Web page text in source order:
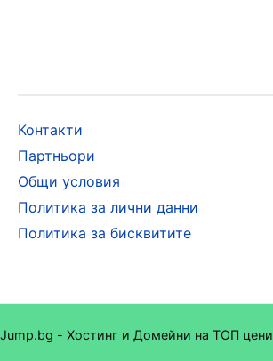
Контакти
Партньори
Общи условия
Политика за лични данни
Политика за бисквитите
Jump.bg - Хостинг и Домейни на ТОП цени